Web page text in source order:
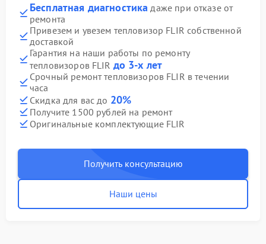
Бесплатная диагностика даже при отказе от
ремонта
Привезем и увезем тепловизор FLIR собственной
доставкой
Гарантия на наши работы по ремонту
тепловизоров FLIR до 3-х лет
Срочный ремонт тепловизоров FLIR в течении
часа
Скидка для вас до 20%
Получите 1500 рублей на ремонт
Оригинальные комплектующие FLIR
Получить консультацию
Наши цены